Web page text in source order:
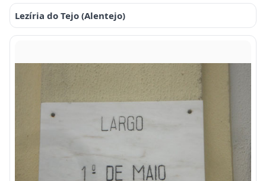
Lezíria do Tejo (Alentejo)